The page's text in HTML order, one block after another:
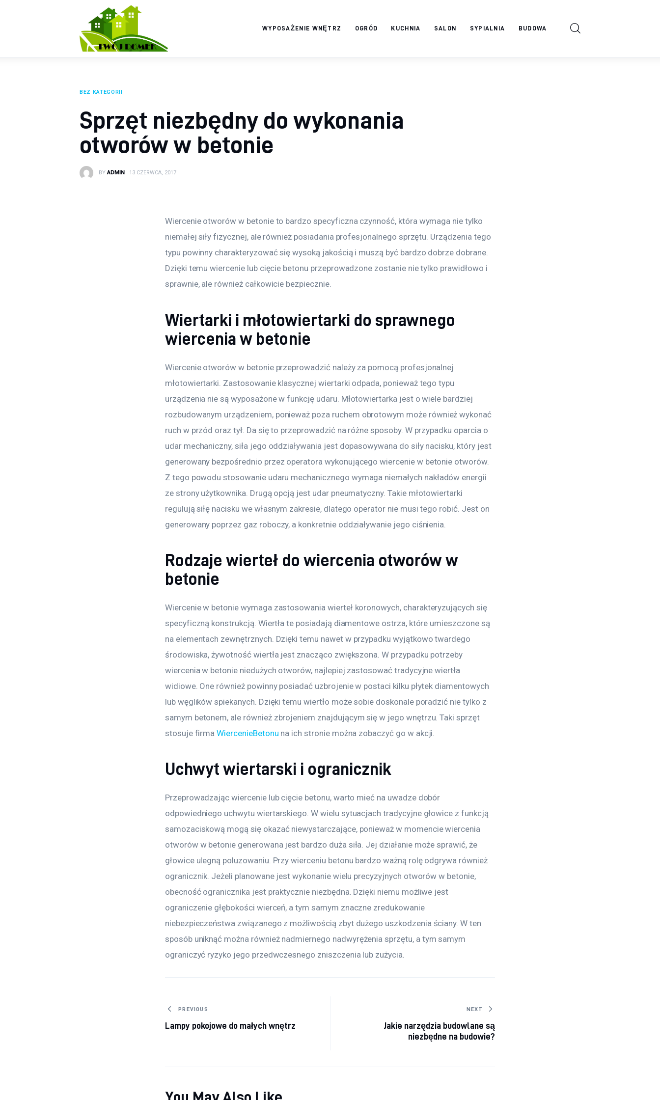
WYPOSAŻENIE WNĘTRZ OGRÓD KUCHNIA SALON SYPIALNIA BUDOWA
BEZ KATEGORII
Sprzęt niezbędny do wykonania
otworów w betonie
BY ADMIN 13 CZERWCA, 2017
Wiercenie otworów w betonie to bardzo specyficzna czynność, która wymaga nie tylko
niemałej siły fizycznej, ale również posiadania profesjonalnego sprzętu. Urządzenia tego
typu powinny charakteryzować się wysoką jakością i muszą być bardzo dobrze dobrane.
Dzięki temu wiercenie lub cięcie betonu przeprowadzone zostanie nie tylko prawidłowo i
sprawnie, ale również całkowicie bezpiecznie.
Wiertarki i młotowiertarki do sprawnego
wiercenia w betonie
Wiercenie otworów w betonie przeprowadzić należy za pomocą profesjonalnej
młotowiertarki. Zastosowanie klasycznej wiertarki odpada, ponieważ tego typu
urządzenia nie są wyposażone w funkcję udaru. Młotowiertarka jest o wiele bardziej
rozbudowanym urządzeniem, ponieważ poza ruchem obrotowym może również wykonać
ruch w przód oraz tył. Da się to przeprowadzić na różne sposoby. W przypadku oparcia o
udar mechaniczny, siła jego oddziaływania jest dopasowywana do siły nacisku, który jest
generowany bezpośrednio przez operatora wykonującego wiercenie w betonie otworów.
Z tego powodu stosowanie udaru mechanicznego wymaga niemałych nakładów energii
ze strony użytkownika. Drugą opcją jest udar pneumatyczny. Takie młotowiertarki
regulują siłę nacisku we własnym zakresie, dlatego operator nie musi tego robić. Jest on
generowany poprzez gaz roboczy, a konkretnie oddziaływanie jego ciśnienia.
Rodzaje wierteł do wiercenia otworów w
betonie
Wiercenie w betonie wymaga zastosowania wierteł koronowych, charakteryzujących się
specyficzną konstrukcją. Wiertła te posiadają diamentowe ostrza, które umieszczone są
na elementach zewnętrznych. Dzięki temu nawet w przypadku wyjątkowo twardego
środowiska, żywotność wiertła jest znacząco zwiększona. W przypadku potrzeby
wiercenia w betonie niedużych otworów, najlepiej zastosować tradycyjne wiertła
widiowe. One również powinny posiadać uzbrojenie w postaci kilku płytek diamentowych
lub węglików spiekanych. Dzięki temu wiertło może sobie doskonale poradzić nie tylko z
samym betonem, ale również zbrojeniem znajdującym się w jego wnętrzu. Taki sprzęt
stosuje firma WiercenieBetonu na ich stronie można zobaczyć go w akcji.
Uchwyt wiertarski i ogranicznik
Przeprowadzając wiercenie lub cięcie betonu, warto mieć na uwadze dobór
odpowiedniego uchwytu wiertarskiego. W wielu sytuacjach tradycyjne głowice z funkcją
samozaciskową mogą się okazać niewystarczające, ponieważ w momencie wiercenia
otworów w betonie generowana jest bardzo duża siła. Jej działanie może sprawić, że
głowice ulegną poluzowaniu. Przy wierceniu betonu bardzo ważną rolę odgrywa również
ogranicznik. Jeżeli planowane jest wykonanie wielu precyzyjnych otworów w betonie,
obecność ogranicznika jest praktycznie niezbędna. Dzięki niemu możliwe jest
ograniczenie głębokości wierceń, a tym samym znaczne zredukowanie
niebezpieczeństwa związanego z możliwością zbyt dużego uszkodzenia ściany. W ten
sposób uniknąć można również nadmiernego nadwyrężenia sprzętu, a tym samym
ograniczyć ryzyko jego przedwczesnego zniszczenia lub zużycia.
Nawigacja wpisu
PREVIOUS
Lampy pokojowe do małych wnętrz
NEXT
Jakie narzędzia budowlane są
niezbędne na budowie?